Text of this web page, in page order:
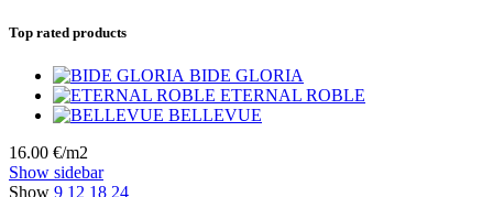
Top rated products
BIDE GLORIA
ETERNAL ROBLE
BELLEVUE
16.00 €/m2
Show sidebar
Show 9 12 18 24